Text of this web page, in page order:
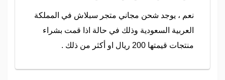
نعم ، يوجد شحن مجاني متجر سبلاش في المملكة
العربية السعودية وذلك في حالة اذا قمت بشراء
منتجات قيمتها 200 ريال او أكثر من ذلك .